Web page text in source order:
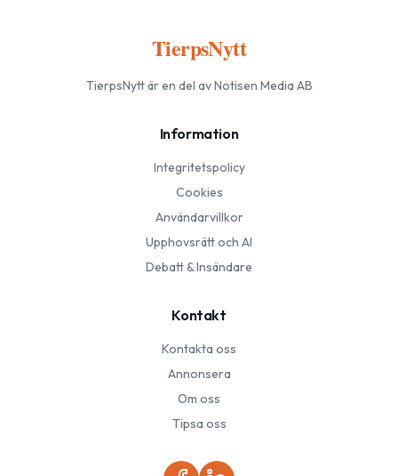
TierpsNytt
TierpsNyttär en del av Notisen Media AB
Information
Integritetspolicy
Cookies
Användarvillkor
Upphovsrätt och AI
Debatt & Insändare
Kontakt
Kontakta oss
Annonsera
Om oss
Tipsa oss